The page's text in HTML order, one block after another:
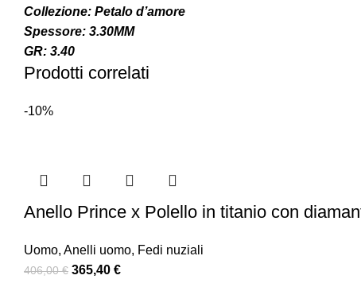
Collezione: Petalo d’amore
Spessore: 3.30MM
GR: 3.40
Prodotti correlati
-10%
Anello Prince x Polello in titanio con
Uomo, Anelli uomo, Fedi nuziali
406,00€ 365,40 €